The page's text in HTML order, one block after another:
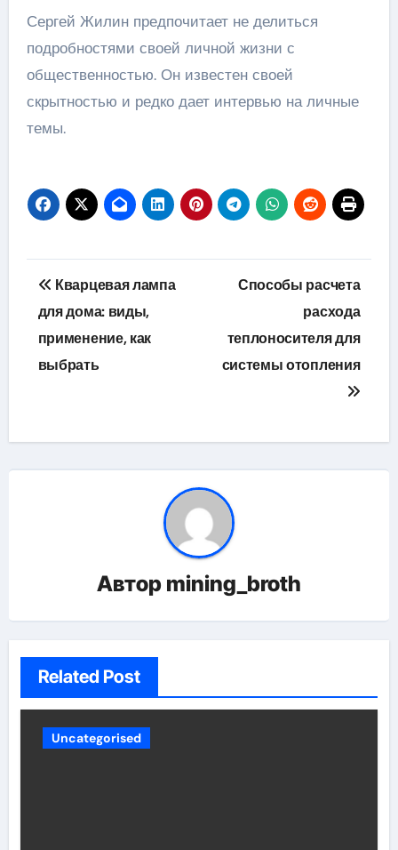
Сергей Жилин предпочитает не делиться
подробностями своей личной жизни с
общественностью. Он известен своей
скрытностью и редко дает интервью на личные
темы.
Навигация
по
записям
Кварцевая лампа
для дома: виды,
применение, как
выбрать
Способы расчета
расхода
теплоносителя для
системы отопления
Автор mining_broth
Related Post
Uncategorised